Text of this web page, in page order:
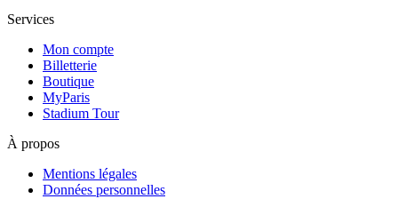
Services
Mon compte
Billetterie
Boutique
MyParis
Stadium Tour
À propos
Mentions légales
Données personnelles